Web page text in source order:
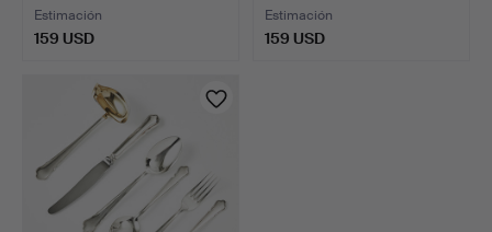
Estimación
159 USD
Estimación
159 USD